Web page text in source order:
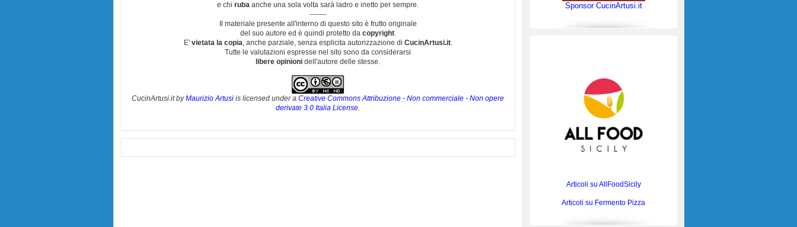
e chi ruba anche una sola volta sarà ladro e inetto per sempre.
-------
Il materiale presente all'interno di questo sito è frutto originale
del suo autore ed è quindi protetto da copyright.
E' vietata la copia, anche parziale, senza esplicita autorizzazione di CucinArtusi.it.
Tutte le valutazioni espresse nel sito sono da considerarsi
libere opinioni dell'autore delle stesse.
CucinArtusi.itbyMaurizio Artusi is licensed under a Creative Commons Attribuzione - Non commerciale - Non opere
derivate 3.0 Italia License.
Sponsor CucinArtusi.it
Articoli su AllFoodSicily
Articoli su Fermento Pizza